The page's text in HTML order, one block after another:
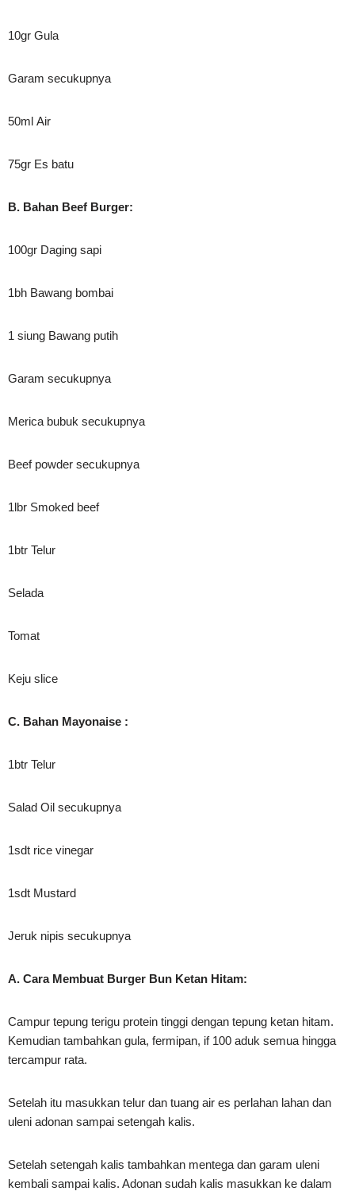
10gr Gula
Garam secukupnya
50ml Air
75gr Es batu
B. Bahan Beef Burger:
100gr Daging sapi
1bh Bawang bombai
1 siung Bawang putih
Garam secukupnya
Merica bubuk secukupnya
Beef powder secukupnya
1lbr Smoked beef
1btr Telur
Selada
Tomat
Keju slice
C. Bahan Mayonaise :
1btr Telur
Salad Oil secukupnya
1sdt rice vinegar
1sdt Mustard
Jeruk nipis secukupnya
A. Cara Membuat Burger Bun Ketan Hitam:
Campur tepung terigu protein tinggi dengan tepung ketan hitam.
Kemudian tambahkan gula, fermipan, if 100 aduk semua hingga
tercampur rata.
Setelah itu masukkan telur dan tuang air es perlahan lahan dan
uleni adonan sampai setengah kalis.
Setelah setengah kalis tambahkan mentega dan garam uleni
kembali sampai kalis. Adonan sudah kalis masukkan ke dalam